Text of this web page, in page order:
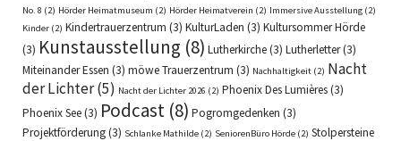
No. 8 (2) Hörder Heimatmuseum (2) Hörder Heimatverein (2) Immersive Ausstellung (2)
Kinder (2) Kindertrauerzentrum (3) KulturLaden (3) Kultursommer Hörde
(3) Kunstausstellung (8) Lutherkirche(3) Lutherletter(3)
Miteinander Essen (3) möwe Trauerzentrum (3) Nachhaltigkeit (2) Nacht
der Lichter(5) Nacht der Lichter 2026 (2) Phoenix Des Lumières(3)
Phoenix See(3) Podcast (8) Pogromgedenken (3)
Projektförderung(3) Schlanke Mathilde (2) SeniorenBüro Hörde (2) Stolpersteine